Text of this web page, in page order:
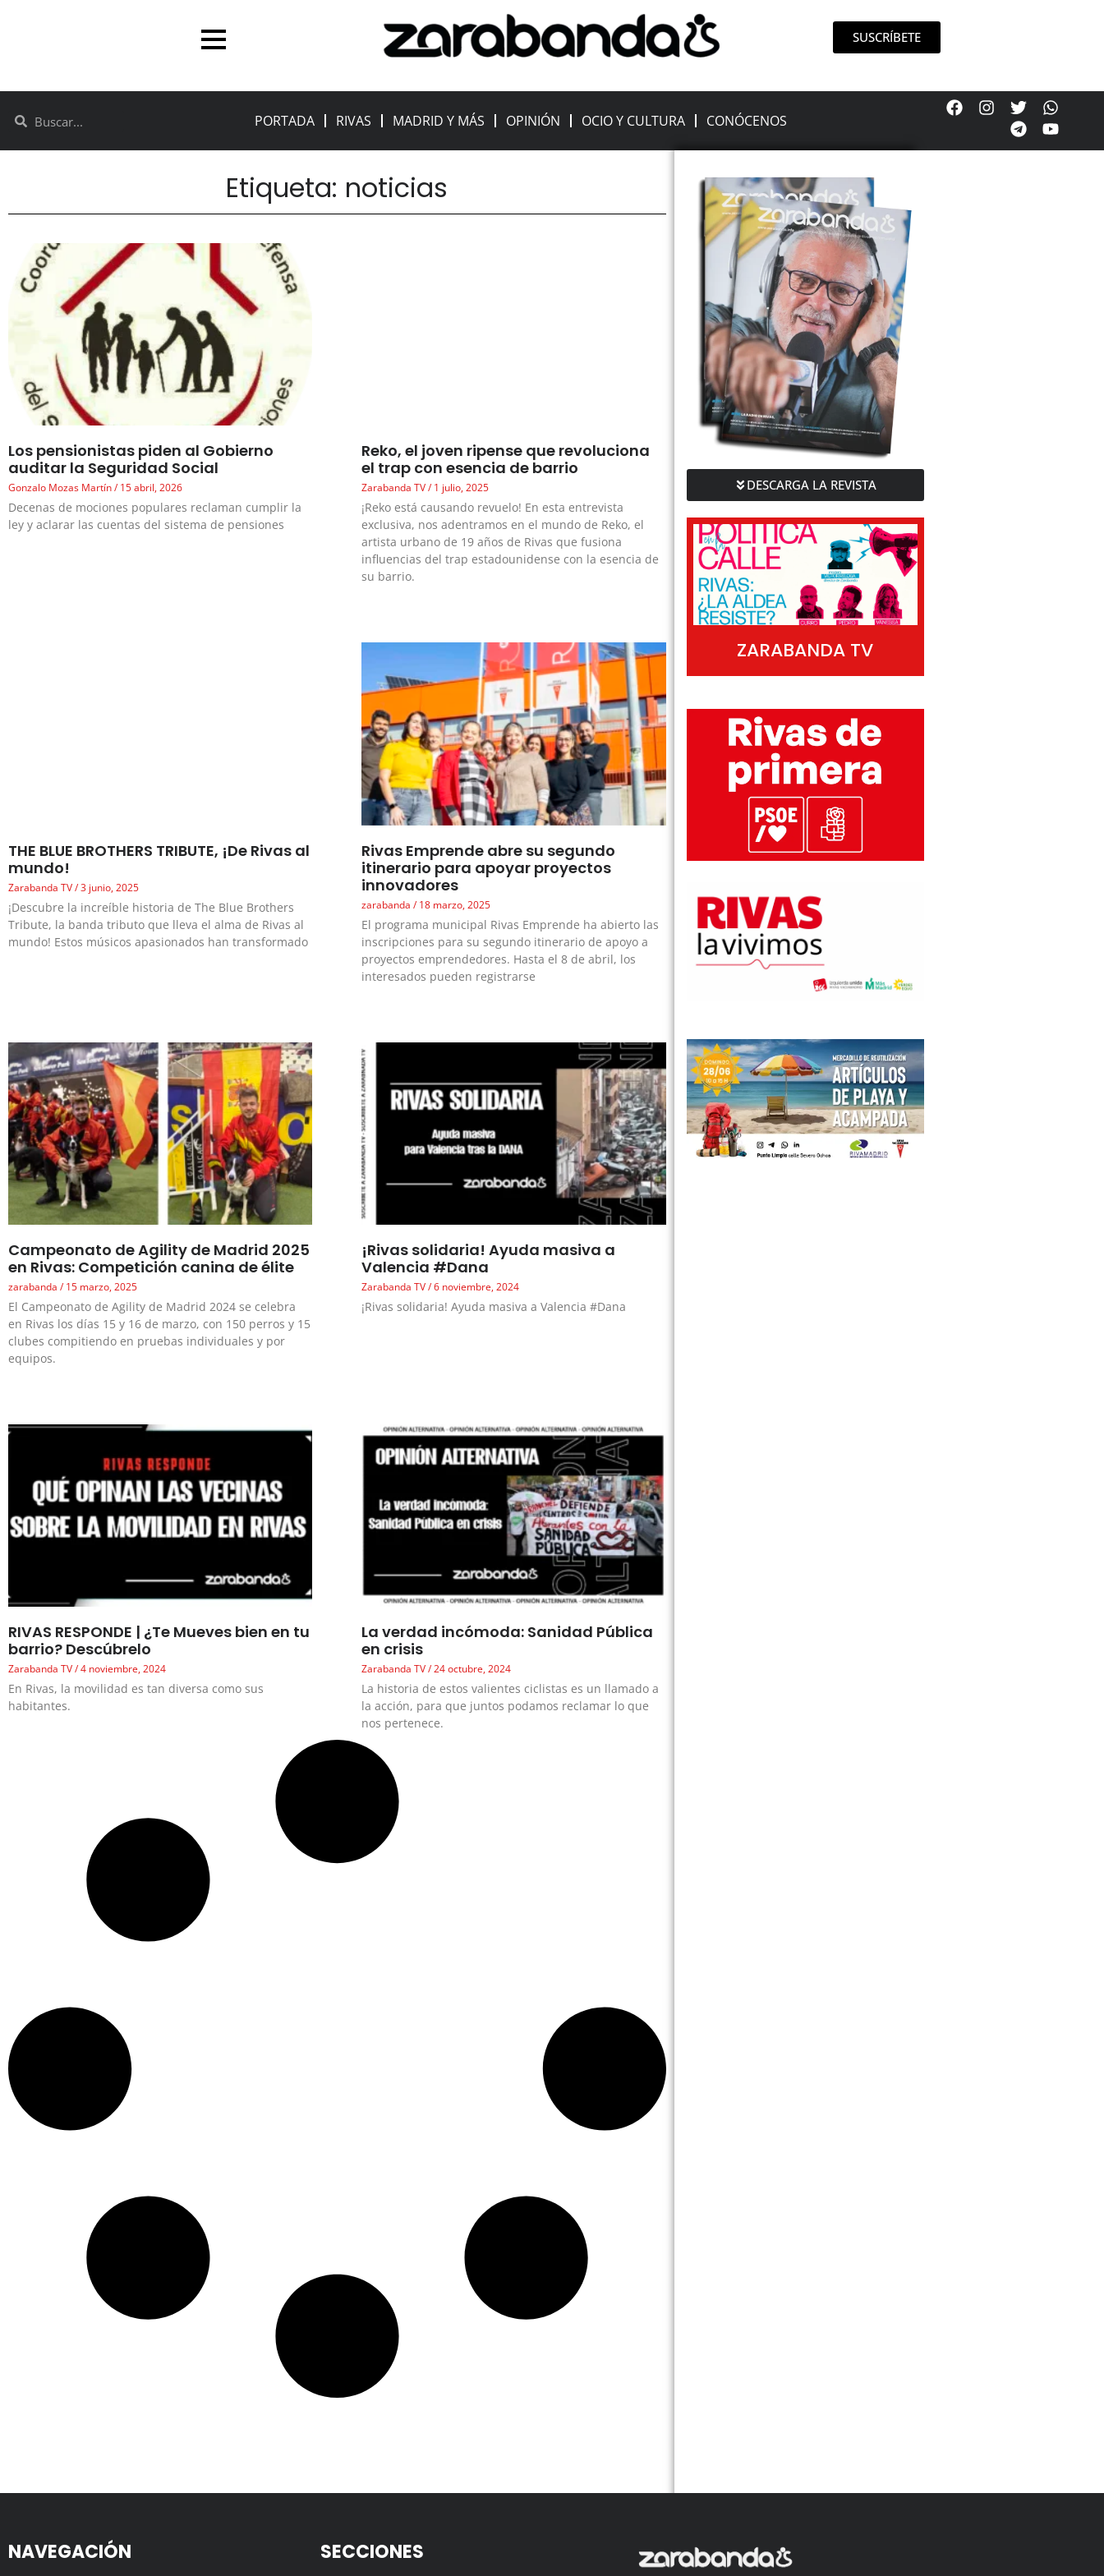
SUSCRÍBETE
PORTADA RIVAS MADRID Y MÁS OPINIÓN OCIO Y CULTURA CONÓCENOS
Etiqueta: noticias
Los pensionistas piden al Gobierno
auditar la Seguridad Social
Gonzalo Mozas Martín 15 abril, 2026
Decenas de mociones populares reclaman cumplir la
ley y aclarar las cuentas del sistema de pensiones
Reko, el joven ripense que revoluciona
el trap con esencia de barrio
Zarabanda TV 1 julio, 2025
¡Reko está causando revuelo! En esta entrevista
exclusiva, nos adentramos en el mundo de Reko, el
artista urbano de 19 años de Rivas que fusiona
influencias del trap estadounidense con la esencia de
su barrio.
THE BLUE BROTHERS TRIBUTE, ¡De Rivas al
mundo!
Zarabanda TV 3 junio, 2025
¡Descubre la increíble historia de The Blue Brothers
Tribute, la banda tributo que lleva el alma de Rivas al
mundo! Estos músicos apasionados han transformado
Rivas Emprende abre su segundo
itinerario para apoyar proyectos
innovadores
zarabanda 18 marzo, 2025
El programa municipal Rivas Emprende ha abierto las
inscripciones para su segundo itinerario de apoyo a
proyectos emprendedores. Hasta el 8 de abril, los
interesados pueden registrarse
Campeonato de Agility de Madrid 2025
en Rivas: Competición canina de élite
zarabanda 15 marzo, 2025
El Campeonato de Agility de Madrid 2024 se celebra
en Rivas los días 15 y 16 de marzo, con 150 perros y 15
clubes compitiendo en pruebas individuales y por
equipos.
¡Rivas solidaria! Ayuda masiva a
Valencia #Dana
Zarabanda TV 6 noviembre, 2024
¡Rivas solidaria! Ayuda masiva a Valencia #Dana
RIVAS RESPONDE | ¿Te Mueves bien en tu
barrio? Descúbrelo
Zarabanda TV 4 noviembre, 2024
En Rivas, la movilidad es tan diversa como sus
habitantes.
La verdad incómoda: Sanidad Pública
en crisis
Zarabanda TV 24 octubre, 2024
La historia de estos valientes ciclistas es un llamado a
la acción, para que juntos podamos reclamar lo que
nos pertenece.
DESCARGA LA REVISTA
ZARABANDA TV
NAVEGACIÓN SECCIONES